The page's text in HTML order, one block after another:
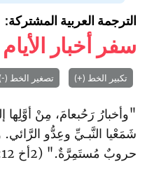
الترجمة العربية المشتركة:
سفر أخبار الأيام
تكبير الخط (+) تصغير الخط (-)
"وأخبارُ رَحُبعامَ، مِنْ
شَمَعْيا النَّبـيِّ وعِدُّو
حروبٌ مُستَمِرَّةٌ." (2أخ 12: 15).